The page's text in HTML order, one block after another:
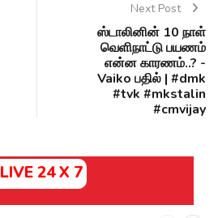
Next Post
ஸ்டாலினின் 10 நாள்
வெளிநாட்டு பயணம்
என்ன காரணம்..? -
Vaiko பதில் | #dmk
#tvk #mkstalin
#cmvijay
LIVE 24 X 7